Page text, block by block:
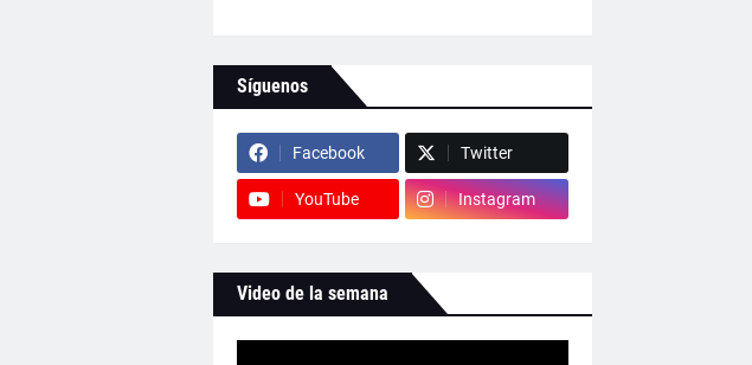
Síguenos
Facebook Twitter
YouTube Instagram
Video de la semana